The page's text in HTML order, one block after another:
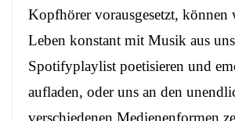
Kopfhörer vorausgesetzt, können
Leben konstant mit Musik aus
Spotifyplaylist poetisieren und
aufladen, oder uns an den
verschiedenen Medienenformen